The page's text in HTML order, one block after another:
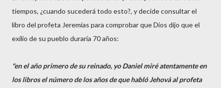
tiempos, ¿cuando sucederá todo esto?, y decide consultar el
libro del profeta Jeremías para comprobar que Dios dijo que el
exilio de su pueblo duraría 70 años:
"en el año primero de su reinado, yo Daniel miré atentamente en
los libros el número de los años de que habló Jehová al profeta